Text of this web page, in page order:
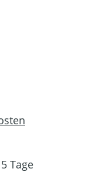
Tage